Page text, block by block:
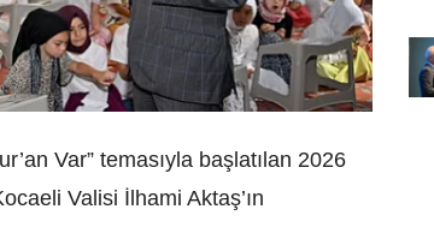
Var” temasıyla başlatılan 2026
Valisi İlhami Aktaş’ın